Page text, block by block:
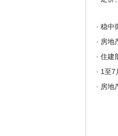
· 稳中
· 房地
· 住建
· 1至7
· 房地